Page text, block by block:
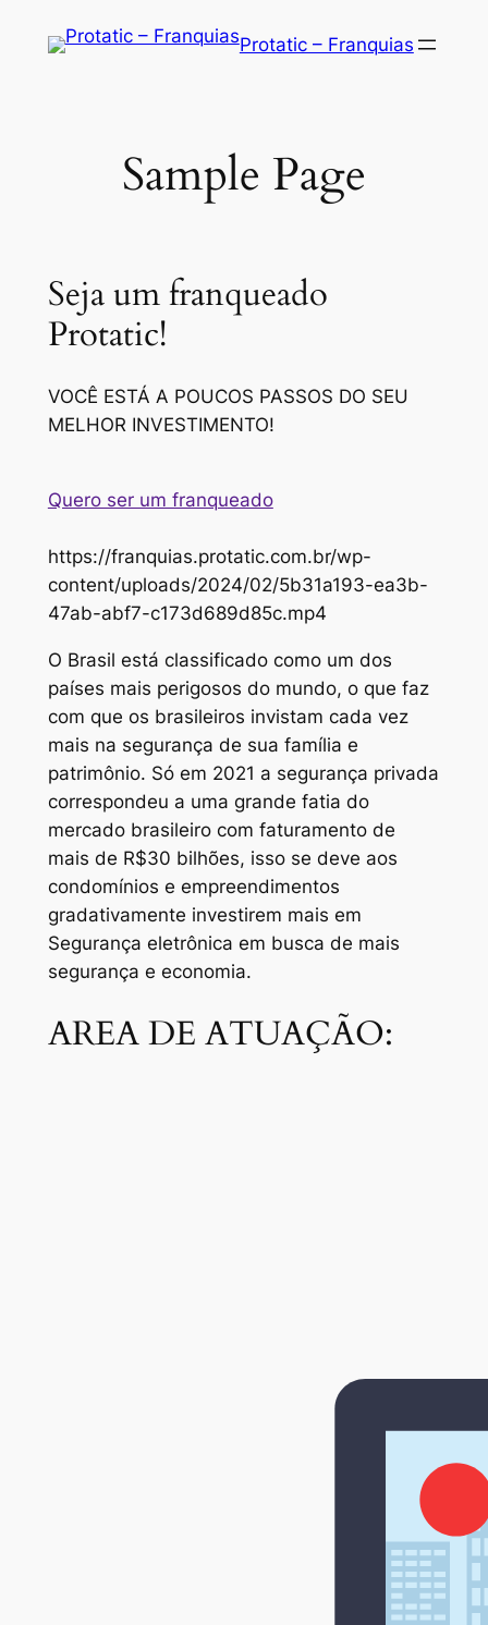
Protatic – Franquias
Sample Page
Seja um franqueado
Protatic!
VOCÊ ESTÁ A POUCOS PASSOS DO SEU
MELHOR INVESTIMENTO!
Quero ser um franqueado
https://franquias.protatic.com.br/wp-
content/uploads/2024/02/5b31a193-ea3b-
47ab-abf7-c173d689d85c.mp4
O Brasil está classificado como um dos
países mais perigosos do mundo, o que faz
com que os brasileiros invistam cada vez
mais na segurança de sua família e
patrimônio. Só em 2021 a segurança privada
correspondeu a uma grande fatia do
mercado brasileiro com faturamento de
mais de R$30 bilhões, isso se deve aos
condomínios e empreendimentos
gradativamente investirem mais em
Segurança eletrônica em busca de mais
segurança e economia.
AREA DE ATUAÇÃO: